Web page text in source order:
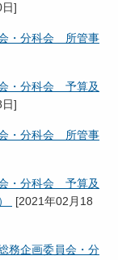
]
・分科会 所管事
・分科会 予算及
]
・分科会 所管事
・分科会 予算及
[2021年02月18
務企画委員会・分